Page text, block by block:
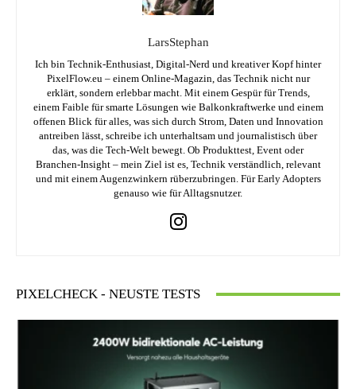
LarsStephan
Ich bin Technik-Enthusiast, Digital-Nerd und kreativer Kopf hinter
PixelFlow.eu – einem Online-Magazin, das Technik nicht nur
erklärt, sondern erlebbar macht. Mit einem Gespür für Trends,
einem Faible für smarte Lösungen wie Balkonkraftwerke und einem
offenen Blick für alles, was sich durch Strom, Daten und Innovation
antreiben lässt, schreibe ich unterhaltsam und journalistisch über
das, was die Tech-Welt bewegt. Ob Produkttest, Event oder
Branchen-Insight – mein Ziel ist es, Technik verständlich, relevant
und mit einem Augenzwinkern rüberzubringen. Für Early Adopters
genauso wie für Alltagsnutzer.
PIXELCHECK - NEUSTE TESTS